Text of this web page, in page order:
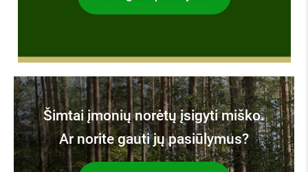
Šimtai įmonių norėtų įsigyti miško.
Ar norite gauti jų pasiūlymus?